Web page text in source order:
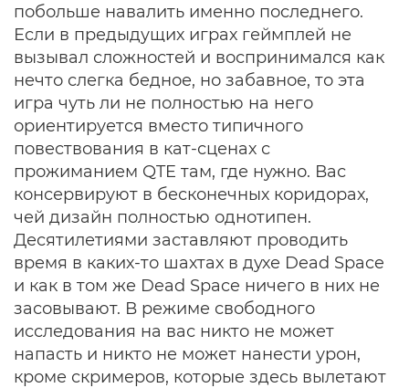
побольше навалить именно последнего.
Если в предыдущих играх геймплей не
вызывал сложностей и воспринимался как
нечто слегка бедное, но забавное, то эта
игра чуть ли не полностью на него
ориентируется вместо типичного
повествования в кат-сценах с
прожиманием QTE там, где нужно. Вас
консервируют в бесконечных коридорах,
чей дизайн полностью однотипен.
Десятилетиями заставляют проводить
время в каких-то шахтах в духе Dead Space
и как в том же Dead Space ничего в них не
засовывают. В режиме свободного
исследования на вас никто не может
напасть и никто не может нанести урон,
кроме скримеров, которые здесь вылетают